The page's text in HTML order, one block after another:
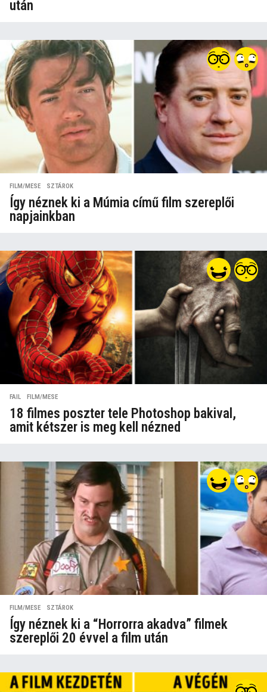
után
FILM/MESE ,SZTÁROK
Így néznek ki a Múmia című film szereplői
napjainkban
FAIL ,FILM/MESE
18 filmes poszter tele Photoshop bakival,
amit kétszer is meg kell nézned
FILM/MESE ,SZTÁROK
Így néznek ki a “Horrorra akadva” filmek
szereplői 20 évvel a film után